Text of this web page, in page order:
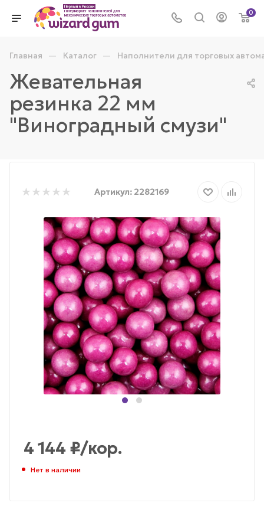
0
Главная — Каталог — Наполнители для торговых
Жевательная
резинка 22 мм
"Виноградный смузи"
Артикул: 2282169
4 144 ₽/кор.
Нет в наличии